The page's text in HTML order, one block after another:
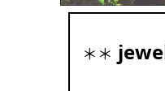
＊＊